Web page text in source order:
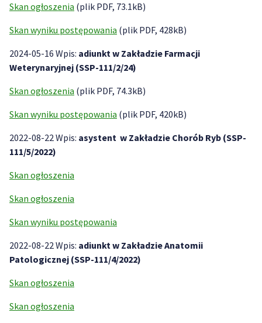
Skan ogłoszenia (plik PDF, 73.1kB)
Skan wyniku postępowania (plik PDF, 428kB)
2024-05-16 Wpis: adiunkt w Zakładzie Farmacji
Weterynaryjnej (SSP-111/2/24)
Skan ogłoszenia (plik PDF, 74.3kB)
Skan wyniku postępowania (plik PDF, 420kB)
2022-08-22 Wpis: asystent w Zakładzie Chorób Ryb (SSP-
111/5/2022)
Skan ogłoszenia
Skan ogłoszenia
Skan wyniku postępowania
2022-08-22 Wpis: adiunkt w Zakładzie Anatomii
Patologicznej (SSP-111/4/2022)
Skan ogłoszenia
Skan ogłoszenia